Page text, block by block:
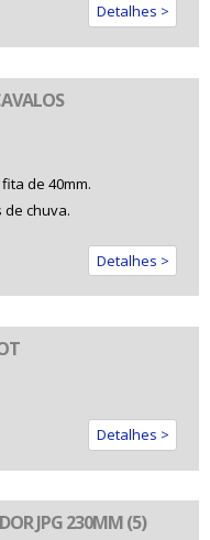
Detalhes >
de 40mm.
chuva.
Detalhes >
Detalhes >
JPG 230MM (5)